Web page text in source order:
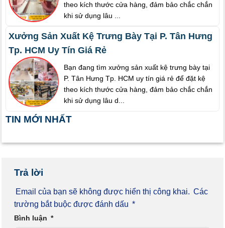
theo kích thước cửa hàng, đảm bảo chắc chắn
khi sử dụng lâu ...
Xưởng Sản Xuất Kệ Trưng Bày Tại P. Tân Hưng
Tp. HCM Uy Tín Giá Rẻ
Bạn đang tìm xưởng sản xuất kệ trưng bày tại
P. Tân Hưng Tp. HCM uy tín giá rẻ để đặt kệ
theo kích thước cửa hàng, đảm bảo chắc chắn
khi sử dụng lâu d...
TIN MỚI NHẤT
Trả lời
Email của bạn sẽ không được hiển thị công khai. Các
trường bắt buộc được đánh dấu *
Bình luận *